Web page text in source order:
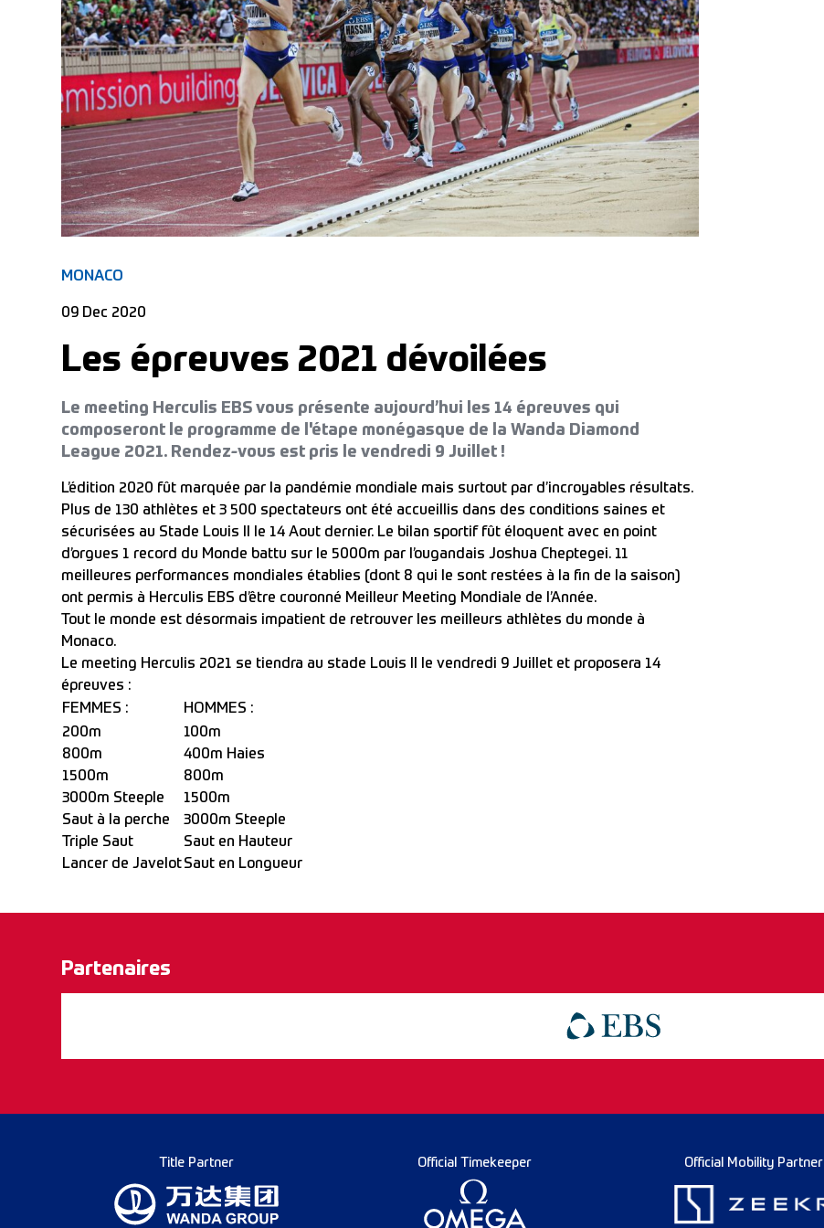
MONACO
09 Dec 2020
Les épreuves 2021 dévoilées
Le meeting Herculis EBS vous présente aujourd’hui les 14 épreuves qui
composeront le programme de l'étape monégasque de la Wanda Diamond
League 2021. Rendez-vous est pris le vendredi 9 Juillet !
L’édition 2020 fût marquée par la pandémie mondiale mais surtout par d’incroyables résultats.
Plus de 130 athlètes et 3 500 spectateurs ont été accueillis dans des conditions saines et
sécurisées au Stade Louis II le 14 Aout dernier. Le bilan sportif fût éloquent avec en point
d’orgues 1 record du Monde battu sur le 5000m par l’ougandais Joshua Cheptegei. 11
meilleures performances mondiales établies (dont 8 qui le sont restées à la fin de la saison)
ont permis à Herculis EBS d’être couronné Meilleur Meeting Mondiale de l’Année.
Tout le monde est désormais impatient de retrouver les meilleurs athlètes du monde à
Monaco.
Le meeting Herculis 2021 se tiendra au stade Louis II le vendredi 9 Juillet et proposera 14
épreuves :
FEMMES :
HOMMES :
200m
800m
1500m
3000m Steeple
Saut à la perche
Triple Saut
Lancer de Javelot
100m
400m Haies
800m
1500m
3000m Steeple
Saut en Hauteur
Saut en Longueur
Partenaires
Title Partner Official Timekeeper Official Mobility Partner